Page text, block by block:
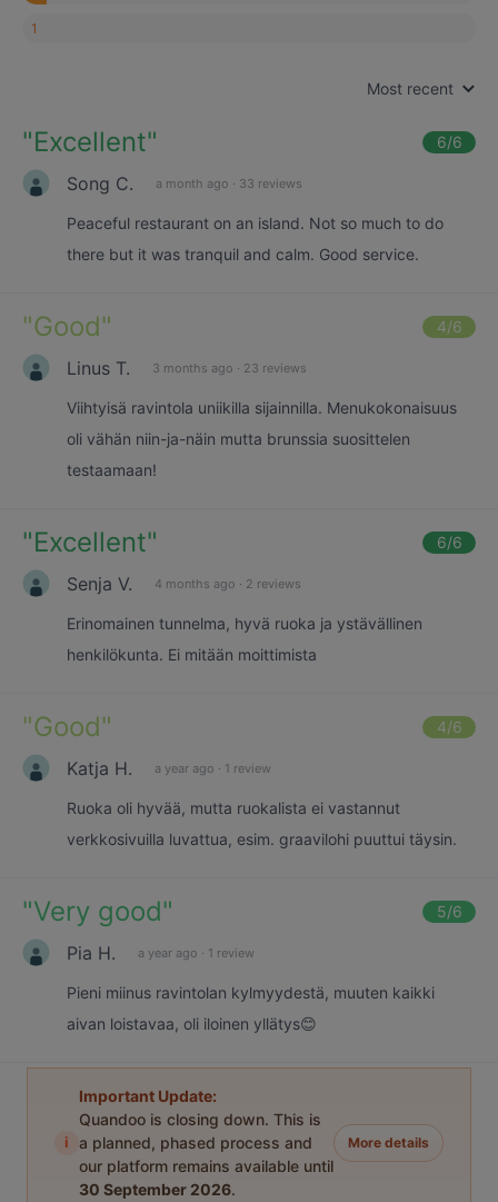
1
Most recent
"Excellent" 6/6
Song C. a month ago · 33 reviews
Peaceful restaurant on an island. Not so much to do
there but it was tranquil and calm. Good service.
"Good" 4/6
Linus T. 3 months ago · 23 reviews
Viihtyisä ravintola uniikilla sijainnilla. Menukokonaisuus
oli vähän niin-ja-näin mutta brunssia suosittelen
testaamaan!
"Excellent" 6/6
Senja V. 4 months ago · 2 reviews
Erinomainen tunnelma, hyvä ruoka ja ystävällinen
henkilökunta. Ei mitään moittimista
"Good" 4/6
Katja H. a year ago · 1 review
Ruoka oli hyvää, mutta ruokalista ei vastannut
verkkosivuilla luvattua, esim. graavilohi puuttui täysin.
"Very good" 5/6
Pia H. a year ago · 1 review
Pieni miinus ravintolan kylmyydestä, muuten kaikki
aivan loistavaa, oli iloinen yllätys😊
i
Important Update:
Quandoo is closing down. This is
a planned, phased process and
our platform remains available until
30 September 2026.
More details